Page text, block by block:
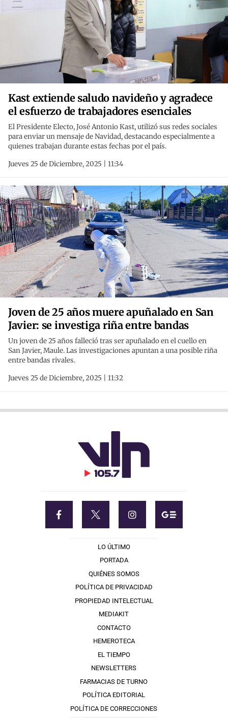
Kast extiende saludo navideño y agradece
el esfuerzo de trabajadores esenciales
El Presidente Electo, José Antonio Kast, utilizó sus redes sociales
para enviar un mensaje de Navidad, destacando especialmente a
quienes trabajan durante estas fechas por el país.
Jueves 25 de Diciembre, 2025 | 11:34
Joven de 25 años muere apuñalado en San
Javier: se investiga riña entre bandas
Un joven de 25 años falleció tras ser apuñalado en el cuello en
San Javier, Maule. Las investigaciones apuntan a una posible riña
entre bandas rivales.
Jueves 25 de Diciembre, 2025 | 11:32
LO ÚLTIMO
PORTADA
QUIÉNES SOMOS
POLÍTICA DE PRIVACIDAD
PROPIEDAD INTELECTUAL
MEDIAKIT
CONTACTO
HEMEROTECA
EL TIEMPO
NEWSLETTERS
FARMACIAS DE TURNO
POLÍTICA EDITORIAL
POLÍTICA DE CORRECCIONES